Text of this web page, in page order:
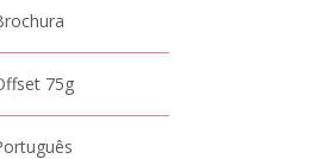
75g